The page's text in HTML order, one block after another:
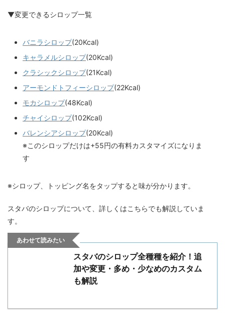
▼変更できるシロップ一覧
バニラシロップ(20Kcal)
キャラメルシロップ(20Kcal)
クラシックシロップ(21Kcal)
アーモンドトフィーシロップ(22Kcal)
モカシロップ(48Kcal)
チャイシロップ(102Kcal)
バレンシアシロップ(20Kcal)
※このシロップだけは+55円の有料カスタマイズになりま
す
※シロップ、トッピング名をタップすると味が分かります。
スタバのシロップについて、詳しくはこちらでも解説していま
す。
あわせて読みたい
スタバのシロップ全種種を紹介！追
加や変更・多め・少なめのカスタム
も解説